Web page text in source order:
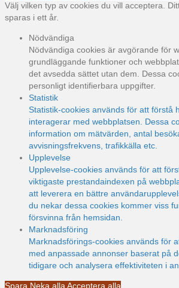
Välj vilken typ av cookies du vill acceptera.
sparas i ett år.
Nödvändiga
Nödvändiga cookies är avgörande för
grundläggande funktioner och
det avsedda sättet utan dem. Dessa
personligt identifierbara uppgifter.
Statistik
Statistik-cookies används för att förstå
interagerar med webbplatsen. Dessa
information om mätvärden, antal
avvisningsfrekvens, trafikkälla etc.
Upplevelse
Upplevelse-cookies används för att
viktigaste prestandaindexen på
att leverera en bättre
du nekar dessa cookies kommer viss
försvinna från hemsidan.
Marknadsföring
Marknadsförings-cookies används för
med anpassade annonser baserat på
tidigare och analysera effektiviteten i
Spara Neka alla Acceptera alla